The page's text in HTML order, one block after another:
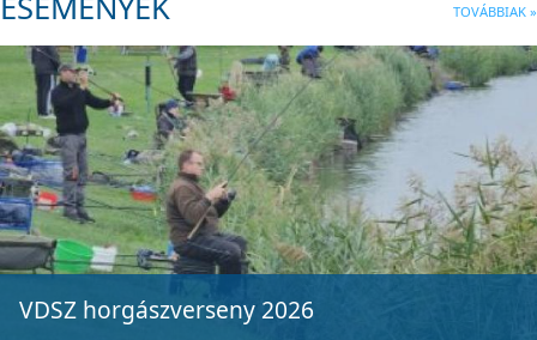
TOVÁBBIAK »
VDSZ horgászverseny 2026